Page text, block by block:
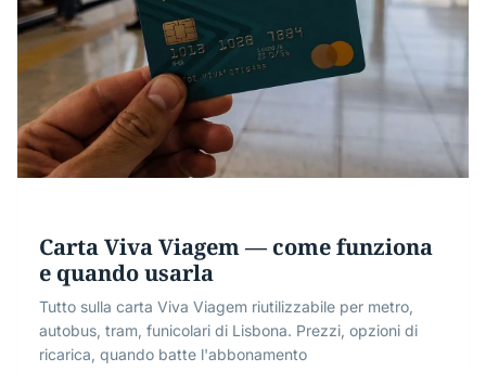
Carta Viva Viagem — come funziona
e quando usarla
Tutto sulla carta Viva Viagem riutilizzabile per metro,
autobus, tram, funicolari di Lisbona. Prezzi, opzioni di
ricarica, quando batte l'abbonamento